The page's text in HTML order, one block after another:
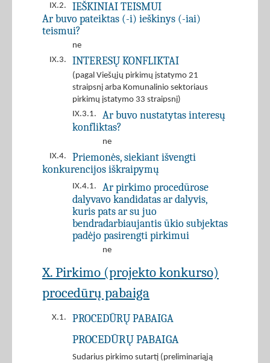
IX.2.
IEŠKINIAI TEISMUI
Ar buvo pateiktas (-i) ieškinys (-iai)
teismui?
ne
IX.3.
INTERESŲ KONFLIKTAI
(pagal Viešųjų pirkimų įstatymo 21
straipsnį arba Komunalinio sektoriaus
pirkimų įstatymo 33 straipsnį)
IX.3.1.
Ar buvo nustatytas interesų
konfliktas?
ne
IX.4.
Priemonės, siekiant išvengti
konkurencijos iškraipymų
IX.4.1.
Ar pirkimo procedūrose
dalyvavo kandidatas ar dalyvis,
kuris pats ar su juo
bendradarbiaujantis ūkio subjektas
padėjo pasirengti pirkimui
ne
X. Pirkimo (projekto konkurso)
procedūrų pabaiga
X.1. PROCEDŪRŲ PABAIGA
PROCEDŪRŲ PABAIGA
Sudarius pirkimo sutartį (preliminariąją